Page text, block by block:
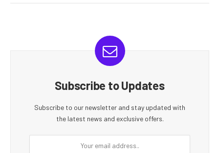
Subscribe to Updates
Subscribe to our newsletter and stay updated with
the latest news and exclusive offers.